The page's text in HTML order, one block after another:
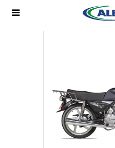

Correo electrónico